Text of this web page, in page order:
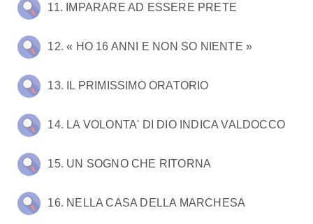
11. IMPARARE AD ESSERE PRETE
12. « HO 16 ANNI E NON SO NIENTE »
13. IL PRIMISSIMO ORATORIO
14. LA VOLONTA' DI DIO INDICA VALDOCCO
15. UN SOGNO CHE RITORNA
16. NELLA CASA DELLA MARCHESA